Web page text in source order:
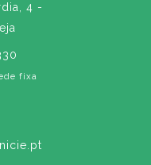
4 -
fixa